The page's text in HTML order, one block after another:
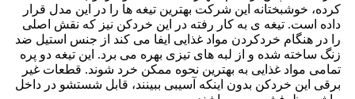
کرده، خوشبختانه این شرکت بهترین تیغه ها را در این مدل قرار
داده است. تیغه ی به کار رفته در این خردکن نیز که نقش اصلی
را در هنگام خردکردن مواد غذایی ایفا می کند از جنس استیل ضد
زنگ ساخته شده و از لبه های تیزی بهره می برد. این تیغه دو پره
تمامی مواد غذایی به بهترین نحوه ممکن خرد شوند. قطعات غیر
برقی این خردکن بدون اینکه آسیبی ببینند، قابل شستشو در داخل